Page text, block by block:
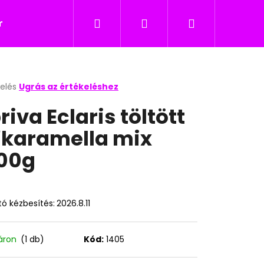
Nyalókák Édesség gyerekeknek
KeresésBejelentkezés
Kosár
Ugrás az értékeléshez
Eclaris töltött
mix
kézbesítés: 2026.8.11
(1 db) Kód: 1405
Következő